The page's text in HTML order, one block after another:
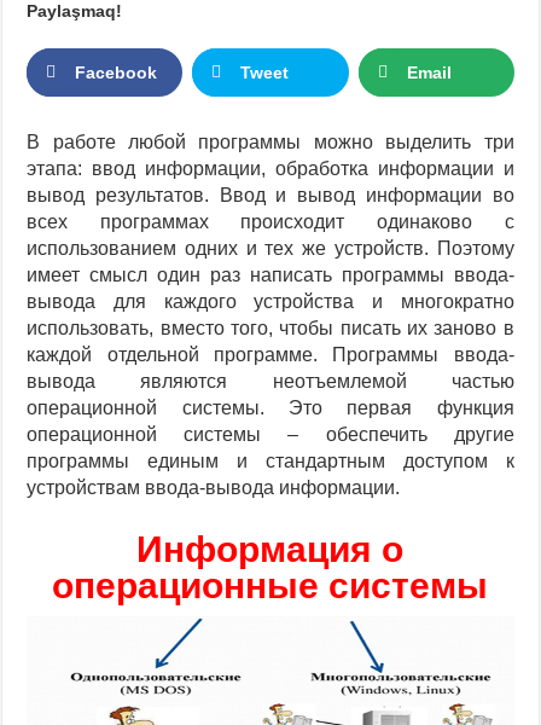
Paylaşmaq!
Facebook Tweet Email
В работе любой программы можно выделить три
этапа: ввод информации, обработка информации и
вывод результатов. Ввод и вывод информации во
всех программах происходит одинаково с
использованием одних и тех же устройств. Поэтому
имеет смысл один раз написать программы ввода-
вывода для каждого устройства и многократно
использовать, вместо того, чтобы писать их заново в
каждой отдельной программе. Программы ввода-
вывода являются неотъемлемой частью
операционной системы. Это первая функция
операционной системы – обеспечить другие
программы единым и стандартным доступом к
устройствам ввода-вывода информации.
Информация о
операционные системы